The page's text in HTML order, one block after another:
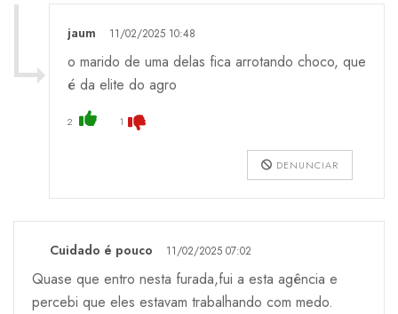
jaum 11/02/2025 10:48
o marido de uma delas fica arrotando choco, que
é da elite do agro
2 1
DENUNCIAR
Cuidado é pouco 11/02/2025 07:02
Quase que entro nesta furada,fui a esta agência e
percebi que eles estavam trabalhando com medo.